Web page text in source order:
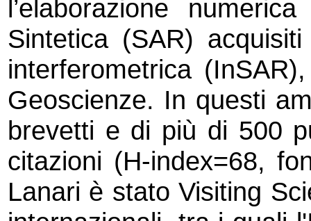
l’elaborazione
Sintetica (SAR)
interferometrica
Geoscienze. In questi
brevetti e di più di 500
citazioni (H-index=68,
Lanari è stato Visiting